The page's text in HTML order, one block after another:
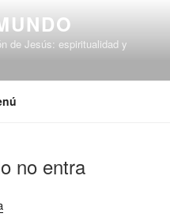
de Jesús: espiritualidad y
no entra